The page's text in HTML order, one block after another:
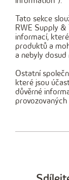
Tato sekce
RWE Supply &
informací,
produktů a
a nebyly dosud
Ostatní
které jsou
důvěrné